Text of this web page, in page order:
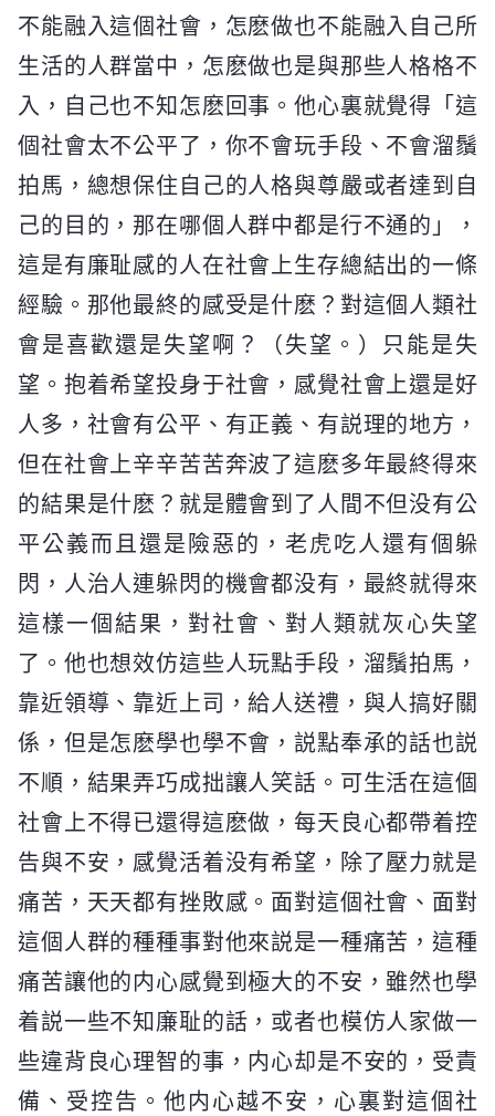
不能融入這個社會，怎麽做也不能融入自己所
生活的人群當中，怎麽做也是與那些人格格不
入，自己也不知怎麽回事。他心裏就覺得「這
個社會太不公平了，你不會玩手段、不會溜鬚
拍馬，總想保住自己的人格與尊嚴或者達到自
己的目的，那在哪個人群中都是行不通的」，
這是有廉耻感的人在社會上生存總結出的一條
經驗。那他最終的感受是什麽？對這個人類社
會是喜歡還是失望啊？（失望。）只能是失
望。抱着希望投身于社會，感覺社會上還是好
人多，社會有公平、有正義、有説理的地方，
但在社會上辛辛苦苦奔波了這麽多年最終得來
的結果是什麽？就是體會到了人間不但没有公
平公義而且還是險惡的，老虎吃人還有個躲
閃，人治人連躲閃的機會都没有，最終就得來
這樣一個結果，對社會、對人類就灰心失望
了。他也想效仿這些人玩點手段，溜鬚拍馬，
靠近領導、靠近上司，給人送禮，與人搞好關
係，但是怎麽學也學不會，説點奉承的話也説
不順，結果弄巧成拙讓人笑話。可生活在這個
社會上不得已還得這麽做，每天良心都帶着控
告與不安，感覺活着没有希望，除了壓力就是
痛苦，天天都有挫敗感。面對這個社會、面對
這個人群的種種事對他來説是一種痛苦，這種
痛苦讓他的内心感覺到極大的不安，雖然也學
着説一些不知廉耻的話，或者也模仿人家做一
些違背良心理智的事，内心却是不安的，受責
備、受控告。他内心越不安，心裏對這個社